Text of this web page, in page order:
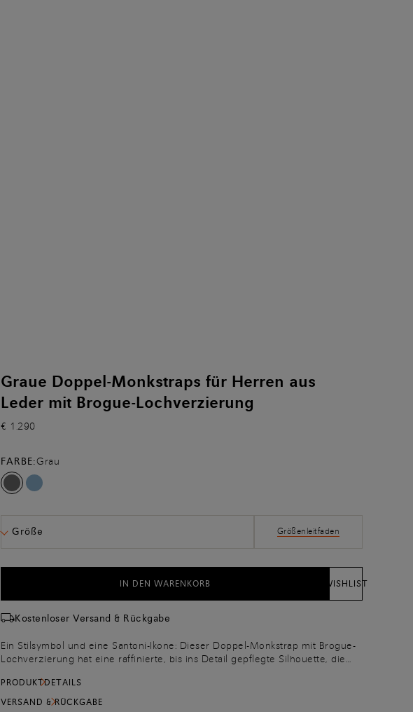
Graue Doppel-Monkstraps für Herren aus
Leder mit Brogue-Lochverzierung
€ 1.290
FARBE:Grau
Größe Größenleitfaden
IN DEN WARENKORB WISHLIST
Kostenloser Versand & Rückgabe
Ein Stilsymbol und eine Santoni-Ikone: Dieser Doppel-Monkstrap mit Brogue-
Lochverzierung hat eine raffinierte, bis ins Detail gepflegte Silhouette, die
vollnarbigen Kalbsleder in seiner reinsten und natürlichsten Form, das ohne
Pigmente oder Beschichtungen auskommt. Die handgearbeitete Velatura
PRODUKTDETAILS
VERSAND & RÜCKGABE